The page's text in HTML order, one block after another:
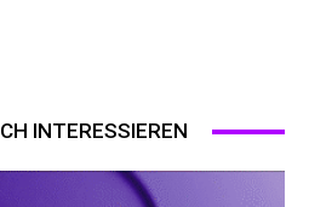
INTERESSIEREN